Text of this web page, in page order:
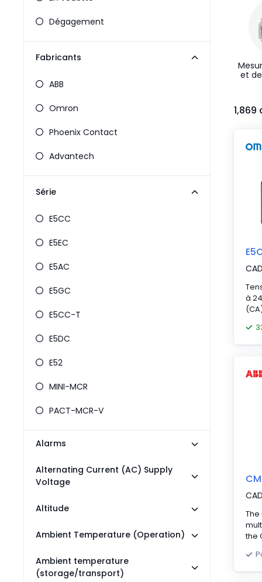
Pneumatiques
Produits d'alimentation
Capteurs et vision industrielle
Blocs terminaux
Promotions
Dégagement
Fabricants
ABB
Omron
Phoenix Contact
Advantech
Série
E5CC
E5EC
E5AC
E5GC
E5CC-T
E5DC
E52
MINI-MCR
PACT-MCR-V
Alarms
Alternating Current (AC) Supply
Voltage
Altitude
Ambient Temperature (Operation)
Ambient temperature
(storage/transport)
et
CAD
à
CAD
The
the